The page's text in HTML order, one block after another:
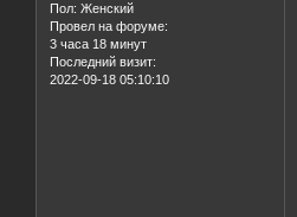
Пол: Женский
Провел на форуме:
3 часа 18 минут
Последний визит:
2022-09-18 05:10:10